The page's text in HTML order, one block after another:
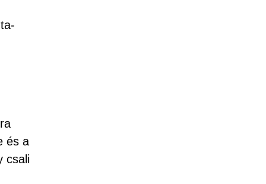
és a
csali